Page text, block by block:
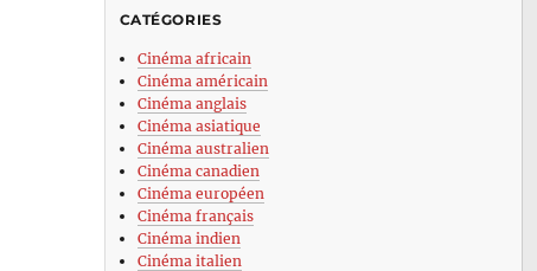
CATÉGORIES
Cinéma africain
Cinéma américain
Cinéma anglais
Cinéma asiatique
Cinéma australien
Cinéma canadien
Cinéma européen
Cinéma français
Cinéma indien
Cinéma italien